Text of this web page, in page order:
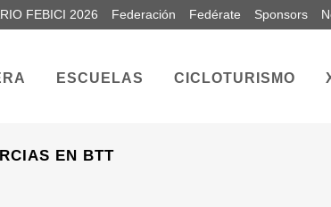
FEBICI 2026 Federación Fedérate Sponsors
ESCUELAS CICLOTURISMO
EN BTT